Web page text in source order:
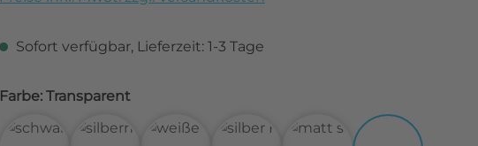
Sofort verfügbar, Lieferzeit: 1-3 Tage
Farbe: Transparent